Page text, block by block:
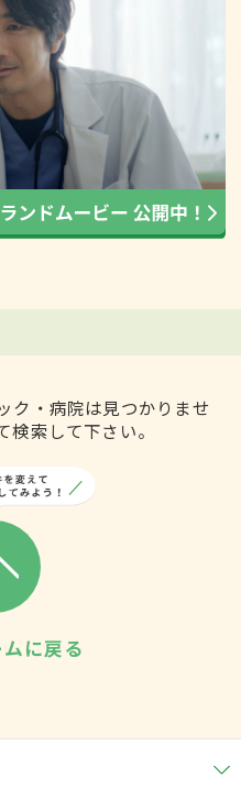
ク・病院は見つかりませ
索して下さい。
に戻る